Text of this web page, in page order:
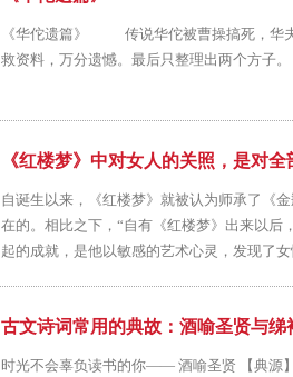
《华佗遗篇》 传说华佗被曹操搞死，华夫
救资料，万分遗憾。最后只整理出两个方子
《红楼梦》中对女人的关照，是对
自诞生以来，《红楼梦》就被认为师承了《
在的。相比之下，“自有《红楼梦》出来以后
起的成就，是他以敏感的艺术心灵，发现了
古文诗词常用的典故：酒喻圣贤与绨
时光不会辜负读书的你—— 酒喻圣贤 【典源